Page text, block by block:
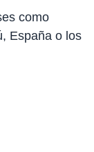
como
España o los